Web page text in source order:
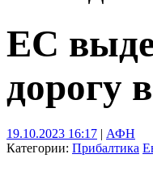
ЕС
дорогу
19.10.2023 16:17 | АФН
Категории: Прибалтика